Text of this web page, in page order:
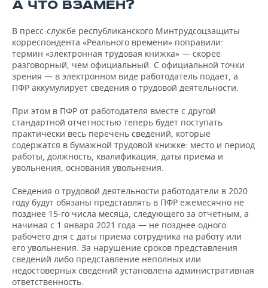
А ЧТО ВЗАМЕН?
В пресс-службе республиканского Минтрудсоцзащиты
корреспондента «Реального времени» поправили:
термин «электронная трудовая книжка» — скорее
разговорный, чем официальный. С официальной точки
зрения — в электронном виде работодатель подает, а
ПФР аккумулирует сведения о трудовой деятельности.
При этом в ПФР от работодателя вместе с другой
стандартной отчетностью теперь будет поступать
практически весь перечень сведений, которые
содержатся в бумажной трудовой книжке: место и период
работы, должность, квалификация, даты приема и
увольнения, основания увольнения.
Сведения о трудовой деятельности работодатели в 2020
году будут обязаны представлять в ПФР ежемесячно не
позднее 15-го числа месяца, следующего за отчетным, а
начиная с 1 января 2021 года — не позднее одного
рабочего дня с даты приема сотрудника на работу или
его увольнения. За нарушение сроков представления
сведений либо представление неполных или
недостоверных сведений установлена административная
ответственность.